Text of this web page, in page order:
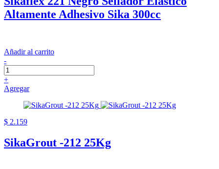
Altamente Adhesivo Sika 300cc
Añadir al carrito
-
+
Agregar
$ 2.159
SikaGrout -212 25Kg